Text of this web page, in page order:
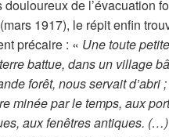
douloureux de l’évacuation
1917), le répit enfin
précaire : « Une toute
battue, dans un village
forêt, nous servait d’abri
minée par le temps, aux
aux fenêtres antiques.